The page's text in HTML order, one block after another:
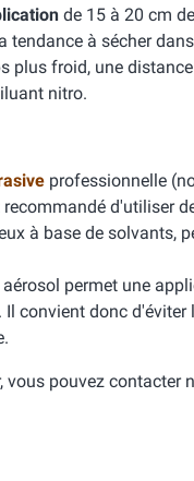
de 15 à 20 cm
tendance à sécher
plus froid, une
nitro.
professionnelle
d'utiliser
à base de solvants,
permet une
convient donc
pouvez contacter